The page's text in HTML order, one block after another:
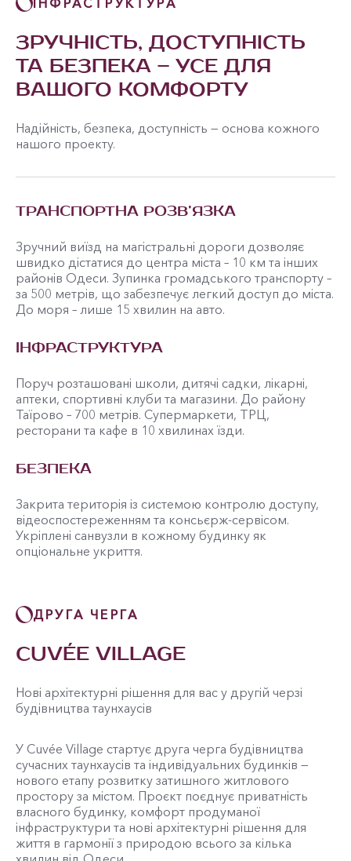
ІНФРАСТРУКТУРА
ЗРУЧНІСТЬ, ДОСТУПНІСТЬ
ТА БЕЗПЕКА – УСЕ ДЛЯ
ВАШОГО КОМФОРТУ
Надійність, безпека, доступність — основа кожного
нашого проекту.
ТРАНСПОРТНА РОЗВ’ЯЗКА
Зручний виїзд на магістральні дороги дозволяє
швидко дістатися до центра міста – 10 км та інших
районів Одеси. Зупинка громадського транспорту –
за 500 метрів, що забезпечує легкий доступ до міста.
До моря – лише 15 хвилин на авто.
ІНФРАСТРУКТУРА
Поруч розташовані школи, дитячі садки, лікарні,
аптеки, спортивні клуби та магазини. До району
Таїрово – 700 метрів. Супермаркети, ТРЦ,
ресторани та кафе в 10 хвилинах їзди.
БЕЗПЕКА
Закрита територія із системою контролю доступу,
відеоспостереженням та консьєрж-сервісом.
Укріплені санвузли в кожному будинку як
опціональне укриття.
ДРУГА ЧЕРГА
CUVÉE VILLAGE
Нові архітектурні рішення для вас у другій черзі
будівництва таунхаусів
У Cuvée Village стартує друга черга будівництва
сучасних таунхаусів та індивідуальних будинків —
нового етапу розвитку затишного житлового
простору за містом. Проєкт поєднує приватність
власного будинку, комфорт продуманої
інфраструктури та нові архітектурні рішення для
життя в гармонії з природою всього за кілька